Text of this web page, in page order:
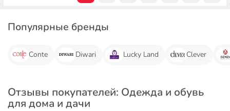
Популярные бренды
Conte Diwari Lucky Land Clever
Отзывы покупателей: Одежда и обувь
для дома и дачи